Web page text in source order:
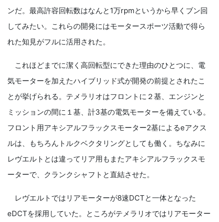
ンだ。最高許容回転数はなんと1万rpmというから早くブン回
してみたい。これらの開発にはモータースポーツ活動で得ら
れた知見がフルに活用された。
これほどまでに潔く高回転型にできた理由のひとつに、電
気モーターを加えたハイブリッド式が開発の前提とされたこ
とが挙げられる。テメラリオはフロントに２基、エンジンと
ミッションの間に１基、計3基の電気モーターを備えている。
フロント用アキシアルフラックスモーター2基によるeアクス
ルは、もちろんトルクベクタリングとしても働く。ちなみに
レヴエルトとは違ってリア用もまたアキシアルフラックスモ
ーターで、クランクシャフトと直結させた。
レヴエルトではリアモーターが8速DCTと一体となった
eDCTを採用していた。ところがテメラリオではリアモーター